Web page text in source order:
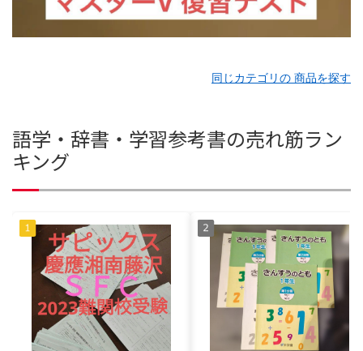
同じカテゴリの 商品を探す
語学・辞書・学習参考書の売れ筋ラン
キング